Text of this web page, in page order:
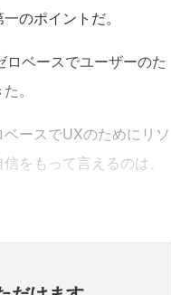
のポイントだ。
ベースでユーザーのた
。
ースでUXのためにリソ
をもって言えるのは、